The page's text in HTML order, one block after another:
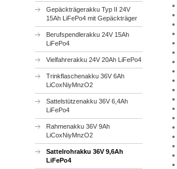
Gepäckträgerakku Typ II 24V
15Ah LiFePo4 mit Gepäckträger
Berufspendlerakku 24V 15Ah
LiFePo4
Vielfahrerakku 24V 20Ah LiFePo4
Trinkflaschenakku 36V 6Ah
LiCoxNiyMnzO2
Sattelstützenakku 36V 6,4Ah
LiFePo4
Rahmenakku 36V 9Ah
LiCoxNiyMnzO2
Sattelrohrakku 36V 9,6Ah
LiFePo4